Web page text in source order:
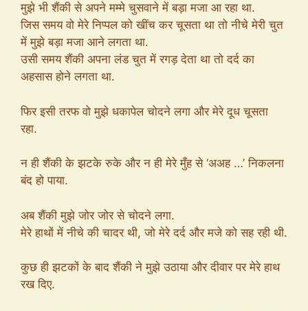
मुझे भी शैंकी से अपने मम्मे चुसवाने में बड़ा मजा आ रहा था.
जिस समय वो मेरे निप्पल को खींच कर चूसता था तो नीचे मेरी चुत
में मुझे बड़ा मजा आने लगता था.
उसी समय शैंकी अपना लंड चुत में रगड़ देता था तो दर्द का
अहसास होने लगता था.
फिर इसी तरफ वो मुझे धकापेल चोदने लगा और मेरे दूध चूसता
रहा.
न ही शैंकी के झटके रुके और न ही मेरे मुँह से ‘अअह …’ निकलना
बंद हो पाया.
अब शैंकी मुझे जोर जोर से चोदने लगा.
मेरे हाथों में नीचे की चादर थी, जो मेरे दर्द और मजे को सह रही थी.
कुछ ही झटकों के बाद शैंकी ने मुझे उठाया और दीवार पर मेरे हाथ
रख दिए.